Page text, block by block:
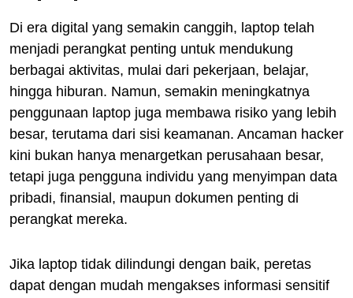
Di era digital yang semakin canggih, laptop telah
menjadi perangkat penting untuk mendukung
berbagai aktivitas, mulai dari pekerjaan, belajar,
hingga hiburan. Namun, semakin meningkatnya
penggunaan laptop juga membawa risiko yang lebih
besar, terutama dari sisi keamanan. Ancaman hacker
kini bukan hanya menargetkan perusahaan besar,
tetapi juga pengguna individu yang menyimpan data
pribadi, finansial, maupun dokumen penting di
perangkat mereka.
Jika laptop tidak dilindungi dengan baik, peretas
dapat dengan mudah mengakses informasi sensitif